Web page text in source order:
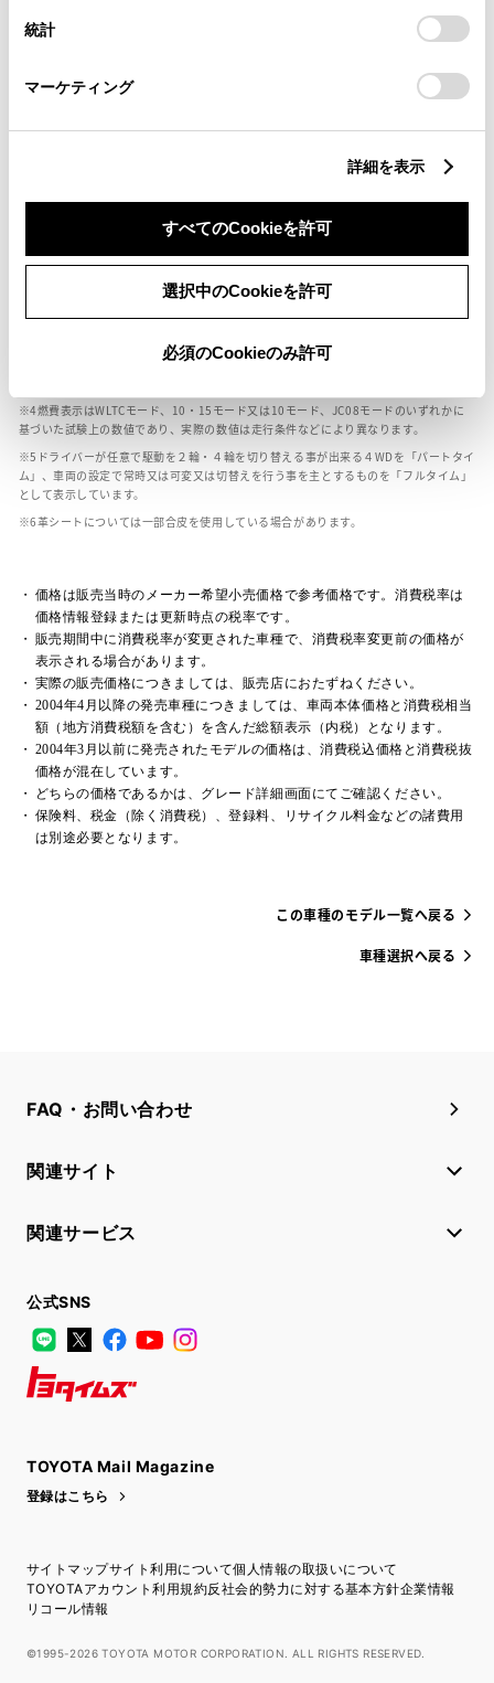
設定の変更、同意を撤回したりするにあたっては、当社の
「Cookie（クッキー）情報の取り扱いについて
」をご覧くだ
統計
マーケティング
詳細を表示
すべてのCookieを許可
選択中のCookieを許可
必須のCookieのみ許可
燃料・性能・詳細スペック
装備・オプション
ボディカラー
車の種類、仕様により数値が複数ある場合とサスペンション形式などにより、ホイ
ールベースが左右で数値が異なる場合がございます。
エンジン仕様により、×2の表記がしてある場合がございます。（ロータリーエンジ
車の種類、仕様により燃料タンクが二つある場合と異なる燃料タンクが二つある場
燃費表示はWLTCモード、10・15モード又は10モード、JC08モードのいずれかに
基づいた試験上の数値であり、実際の数値は走行条件などにより異なります。
ドライバーが任意で駆動を２輪・４輪を切り替える事が出来る４WDを「パートタイ
ム」、車両の設定で常時又は可変又は切替えを行う事を主とするものを「フルタイム」
として表示しています。
革シートについては一部合皮を使用している場合があります。
価格は販売当時のメーカー希望小売価格で参考価格です。消費税率は
価格情報登録または更新時点の税率です。
販売期間中に消費税率が変更された車種で、消費税率変更前の価格が
表示される場合があります。
実際の販売価格につきましては、販売店におたずねください。
2004年4月以降の発売車種につきましては、車両本体価格と消費税相当
額（地方消費税額を含む）を含んだ総額表示（内税）となります。
2004年3月以前に発売されたモデルの価格は、消費税込価格と消費税抜
価格が混在しています。
どちらの価格であるかは、グレード詳細画面にてご確認ください。
保険料、税金（除く消費税）、登録料、リサイクル料金などの諸費用
は別途必要となります。
この車種のモデル一覧へ戻る
車種選択へ戻る
FAQ・お問い合わせ
関連サイト
関連サービス
公式SNS
LINE
X FacebookYouTube
TOYOTA Mail Magazine
登録はこちら
サイトマップサイト利用について個人情報の取扱いについて
TOYOTAアカウント利用規約反社会的勢力に対する基本方針企業情報
リコール情報
©1995-2026 TOYOTA MOTOR CORPORATION. ALL RIGHTS RESERVED.